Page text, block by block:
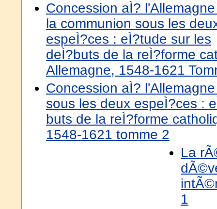
Concession aÌ?
la communion sous les
espeÌ?ces : eÌ?tude sur les
deÌ?buts de la reÌ?forme
Allemagne, 1548-1621
Concession aÌ?
sous les deux espeÌ?ces :
buts de la reÌ?forme
1548-1621 tomme 2
La
1